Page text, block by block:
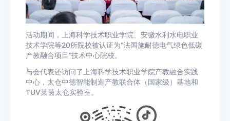
活动期间，上海科学技术职业学院、安徽水利水电职业
技术学院等20所院校被认证为“法国施耐德电气绿色低碳
产教融合项目”技术中心院校。
与会代表还访问了上海科学技术职业学院产教融合实践
中心，太仓中德智能制造产教联合体（国家级）基地和
TUV莱茵太仓实验室。